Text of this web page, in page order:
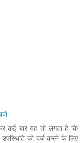
कई बार यह तो लगता है कि
उपस्थिति को दर्ज करने के लिए